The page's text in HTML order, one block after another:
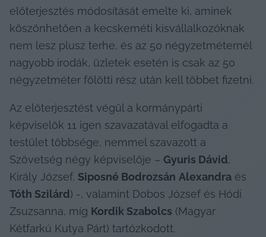
előterjesztés módosítását emelte ki, aminek
köszönhetően a kecskeméti kisvállalkozóknak
nem lesz plusz terhe, és az 50 négyzetméternél
nagyobb irodák, üzletek esetén is csak az 50
négyzetméter fölötti rész után kell többet fizetni.
Az előterjesztést végül a kormánypárti
képviselők 11 igen szavazatával elfogadta a
testület többsége, nemmel szavazott a
Szövetség négy képviselője – Gyuris Dávid,
Király József, Siposné Bodrozsán Alexandra
Tóth Szilárd) -, valamint Dobos József és Hódi
Zsuzsanna, míg Kordik Szabolcs (Magyar
Kétfarkú Kutya Párt) tartózkodott.